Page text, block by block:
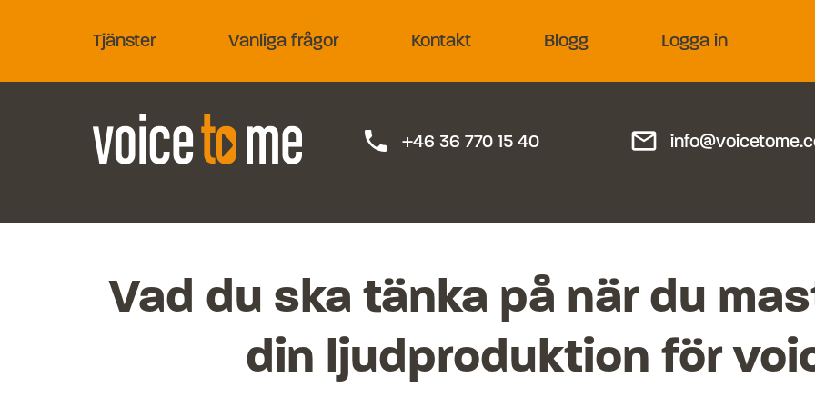
Tjänster Vanliga frågor Kontakt Blogg Logga in
phone +46 36 770 15 40 mail_outline
Vad du ska tänka på när du
din ljudproduktion för